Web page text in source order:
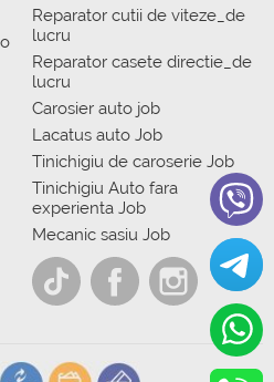
Reparator cutii de viteze_de
lucru
Reparator casete directie_de
lucru
Carosier auto job
Lacatus auto Job
Tinichigiu de caroserie Job
Tinichigiu Auto fara
experienta Job
Mecanic sasiu Job